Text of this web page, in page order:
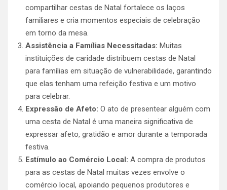
compartilhar cestas de Natal fortalece os laços
familiares e cria momentos especiais de celebração
em torno da mesa.
Assistência a Famílias Necessitadas: Muitas
instituições de caridade distribuem cestas de Natal
para famílias em situação de vulnerabilidade, garantindo
que elas tenham uma refeição festiva e um motivo
para celebrar.
Expressão de Afeto: O ato de presentear alguém com
uma cesta de Natal é uma maneira significativa de
expressar afeto, gratidão e amor durante a temporada
festiva.
Estímulo ao Comércio Local: A compra de produtos
para as cestas de Natal muitas vezes envolve o
comércio local, apoiando pequenos produtores e